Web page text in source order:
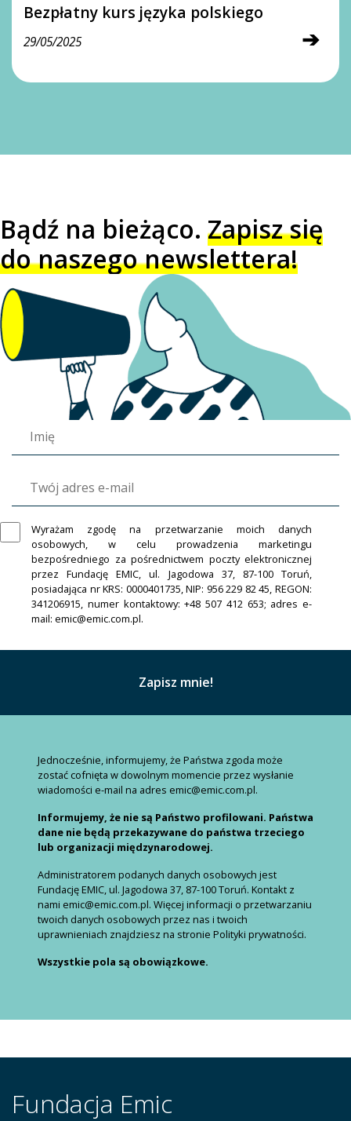
Bezpłatny kurs języka polskiego
➔
29/05/2025
Bądź na bieżąco. Zapisz się
do naszego newslettera!
Wyrażam zgodę na przetwarzanie moich danych
osobowych, w celu prowadzenia marketingu
bezpośredniego za pośrednictwem poczty elektronicznej
przez Fundację EMIC, ul. Jagodowa 37, 87-100 Toruń,
posiadająca nr KRS: 0000401735, NIP: 956 229 82 45, REGON:
341206915, numer kontaktowy: +48 507 412 653; adres e-
mail: emic@emic.com.pl.
Jednocześnie, informujemy, że Państwa zgoda może
zostać cofnięta w dowolnym momencie przez wysłanie
wiadomości e-mail na adres emic@emic.com.pl.
Informujemy, że nie są Państwo profilowani. Państwa
dane nie będą przekazywane do państwa trzeciego
lub organizacji międzynarodowej.
Administratorem podanych danych osobowych jest
Fundację EMIC, ul. Jagodowa 37, 87-100 Toruń. Kontakt z
nami emic@emic.com.pl. Więcej informacji o przetwarzaniu
twoich danych osobowych przez nas i twoich
uprawnieniach znajdziesz na stronie Polityki prywatności.
Wszystkie pola są obowiązkowe.
Fundacja Emic